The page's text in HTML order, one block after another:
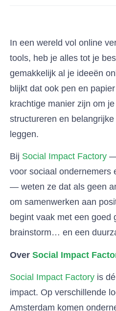
In een wereld vol online
tools, heb je alles tot je
gemakkelijk al je ideeën
blijkt dat ook pen en
krachtige manier zijn om
structureren en
leggen.
Bij Social Impact Factory —
voor sociaal ondernemers
— weten ze dat als geen
om samenwerken aan
begint vaak met een goed
brainstorm… en een
Over Social Impact
Social Impact Factory is
impact. Op verschillende
Amsterdam komen